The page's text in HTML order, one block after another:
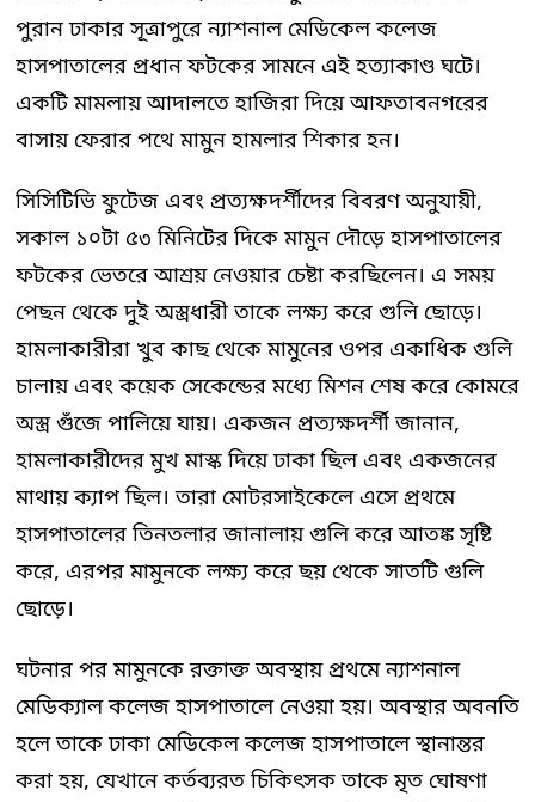
পুরান ঢাকার সূত্রাপুরে ন্যাশনাল মেডিকেল কলেজ
হাসপাতালের প্রধান ফটকের সামনে এই হত্যাকাণ্ড ঘটে।
একটি মামলায় আদালতে হাজিরা দিয়ে আফতাবনগরের
বাসায় ফেরার পথে মামুন হামলার শিকার হন।
সিসিটিভি ফুটেজ এবং প্রত্যক্ষদর্শীদের বিবরণ অনুযায়ী,
সকাল ১০টা ৫৩ মিনিটের দিকে মামুন দৌড়ে হাসপাতালের
ফটকের ভেতরে আশ্রয় নেওয়ার চেষ্টা করছিলেন। এ সময়
পেছন থেকে দুই অস্ত্রধারী তাকে লক্ষ্য করে গুলি ছোড়ে।
হামলাকারীরা খুব কাছ থেকে মামুনের ওপর একাধিক গুলি
চালায় এবং কয়েক সেকেন্ডের মধ্যে মিশন শেষ করে কোমরে
অস্ত্র গুঁজে পালিয়ে যায়। একজন প্রত্যক্ষদর্শী জানান,
হামলাকারীদের মুখ মাস্ক দিয়ে ঢাকা ছিল এবং একজনের
মাথায় ক্যাপ ছিল। তারা মোটরসাইকেলে এসে প্রথমে
হাসপাতালের তিনতলার জানালায় গুলি করে আতঙ্ক সৃষ্টি
করে, এরপর মামুনকে লক্ষ্য করে ছয় থেকে সাতটি গুলি
ছোড়ে।
ঘটনার পর মামুনকে রক্তাক্ত অবস্থায় প্রথমে ন্যাশনাল
মেডিক্যাল কলেজ হাসপাতালে নেওয়া হয়। অবস্থার অবনতি
হলে তাকে ঢাকা মেডিকেল কলেজ হাসপাতালে স্থানান্তর
করা হয়, যেখানে কর্তব্যরত চিকিৎসক তাকে মৃত ঘোষণা